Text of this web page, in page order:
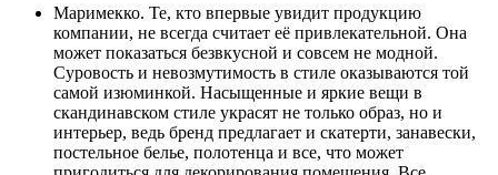
Маримекко. Те, кто впервые увидит продукцию
компании, не всегда считает её привлекательной. Она
может показаться безвкусной и совсем не модной.
Суровость и невозмутимость в стиле оказываются той
самой изюминкой. Насыщенные и яркие вещи в
скандинавском стиле украсят не только образ, но и
интерьер, ведь бренд предлагает и скатерти, занавески,
постельное белье, полотенца и все, что может